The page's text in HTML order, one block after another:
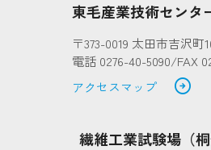
東毛産業技術センタ
〒373-0019 太田市吉沢町
電話 0276-40-5090/FAX
アクセスマップ
arrow_circle_right
繊維工業試験場（桐